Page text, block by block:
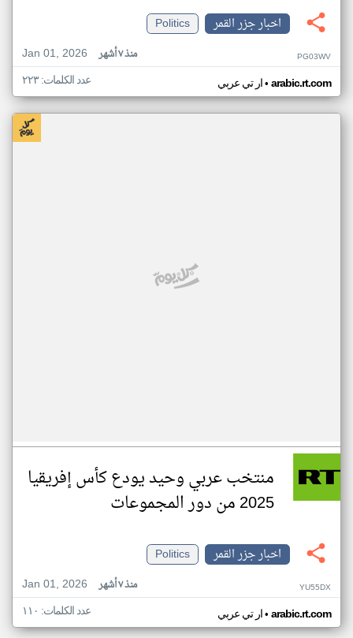
اخبار جزر القمر
Politics
Jan 01, 2026
منذ ٧ أشهر PG03WV
ار تي عربي• arabic.rt.com عدد الكلمات: ٢٢٣
منتخب عربي وحيد يودع كأس إفريقيا
2025 من دور المجموعات
اخبار جزر القمر
Politics
Jan 01, 2026
منذ ٧ أشهر YU55DX
ار تي عربي• arabic.rt.com عدد الكلمات: ١١٠